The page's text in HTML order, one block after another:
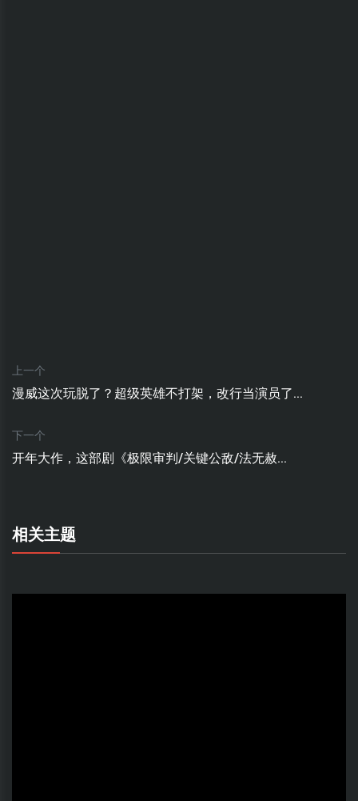
上一个
漫威这次玩脱了？超级英雄不打架，改行当演员了...
下一个
开年大作，这部剧《极限审判/关键公敌/法无赦...
相关主题